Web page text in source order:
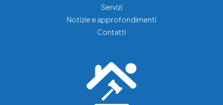
Servizi
Notizie e approfondimenti
Contatti